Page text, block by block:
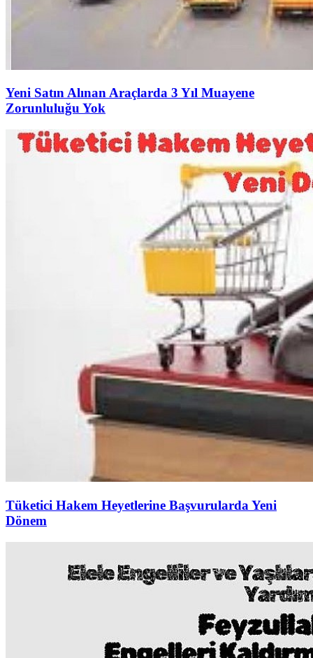
Yeni Satın Alınan Araçlarda 3 Yıl Muayene
Zorunluluğu Yok
Tüketici Hakem Heyetlerine Başvurularda Yeni
Dönem